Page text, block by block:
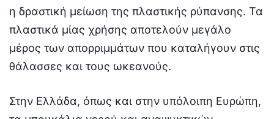
η δραστική μείωση της πλαστικής ρύπανσης. Τα
πλαστικά μίας χρήσης αποτελούν μεγάλο
μέρος των απορριμμάτων που καταλήγουν στις
θάλασσες και τους ωκεανούς.
Στην Ελλάδα, όπως και στην υπόλοιπη Ευρώπη,